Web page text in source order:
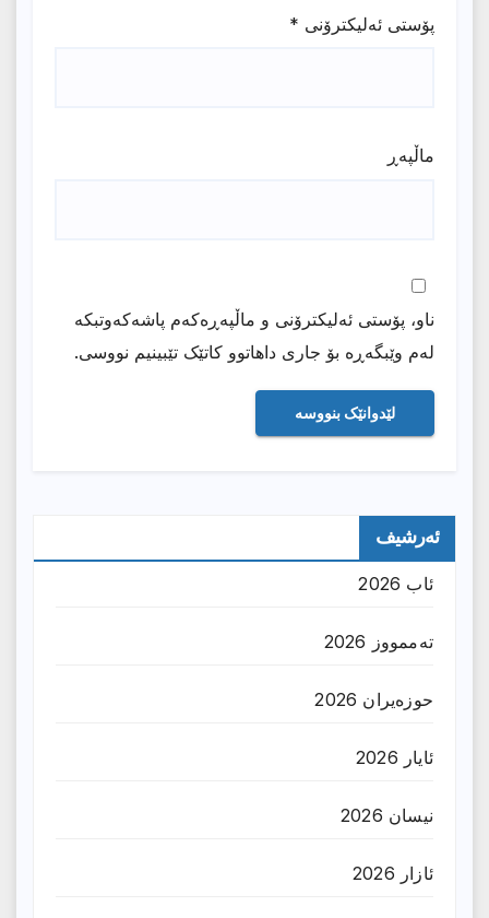
پۆستی ئەلیکترۆنی *
ماڵپه‌ڕ
ناو، پۆستی ئەلیکترۆنی و ماڵپەڕەکەم پاشەکەوتبکە
لەم وێبگەڕە بۆ جاری داهاتوو کاتێک تێبینیم نووسی.
ئەرشیف
ئاب 2026
تەممووز 2026
حوزه‌یران 2026
ئایار 2026
نیسان 2026
ئازار 2026